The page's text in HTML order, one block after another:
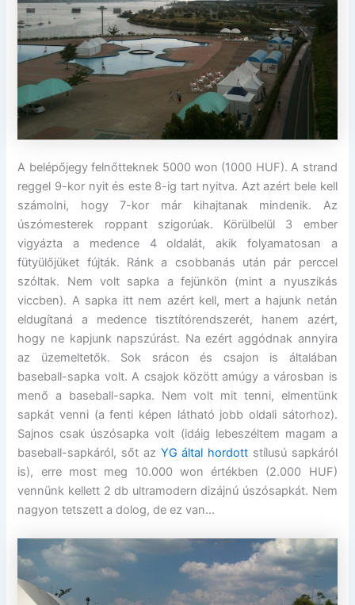
A belépőjegy felnőtteknek 5000 won (1000 HUF). A strand
reggel 9-kor nyit és este 8-ig tart nyitva. Azt azért bele kell
számolni, hogy 7-kor már kihajtanak mindenik. Az
úszómesterek roppant szigorúak. Körülbelül 3 ember
vigyázta a medence 4 oldalát, akik folyamatosan a
fütyülőjüket fújták. Ránk a csobbanás után pár perccel
szóltak. Nem volt sapka a fejünkön (mint a nyuszikás
viccben). A sapka itt nem azért kell, mert a hajunk netán
eldugítaná a medence tisztítórendszerét, hanem azért,
hogy ne kapjunk napszúrást. Na ezért aggódnak annyira
az üzemeltetők. Sok srácon és csajon is általában
baseball-sapka volt. A csajok között amúgy a városban is
menő a baseball-sapka. Nem volt mit tenni, elmentünk
sapkát venni (a fenti képen látható jobb oldali sátorhoz).
Sajnos csak úszósapka volt (idáig lebeszéltem magam a
baseball-sapkáról, sőt az YG által hordott stílusú sapkáról
is), erre most meg 10.000 won értékben (2.000 HUF)
vennünk kellett 2 db ultramodern dizájnú úszósapkát. Nem
nagyon tetszett a dolog, de ez van…